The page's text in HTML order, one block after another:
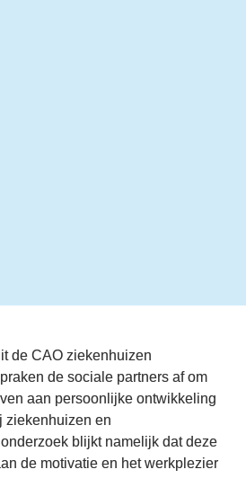
de CAO ziekenhuizen
de sociale partners af om
aan persoonlijke ontwikkeling
ziekenhuizen en
blijkt namelijk dat deze
de motivatie en het werkplezier